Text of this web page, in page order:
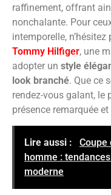
raffinement, offrant
nonchalante. Pour
intemporelle,
Tommy Hilfiger, une
adopter un style
look branché. Que ce
rendez-vous galant, le
présence remarquée
Lire aussi :
Coupe
homme :
moderne